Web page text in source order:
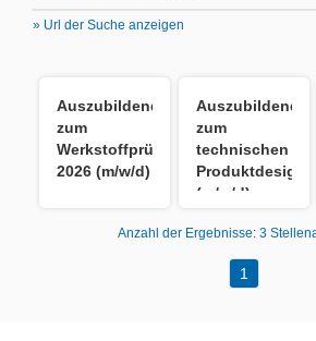
» Url der Suche anzeigen
Auszubildender
zum
Werkstoffprüfer
2026 (m/w/d)
Auszubildender
zum
technischen
Produktdesigner
(m/w/d)
Anzahl der Ergebnisse: 3
1